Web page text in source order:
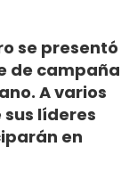
se presentó
de campaña
A varios
líderes
en